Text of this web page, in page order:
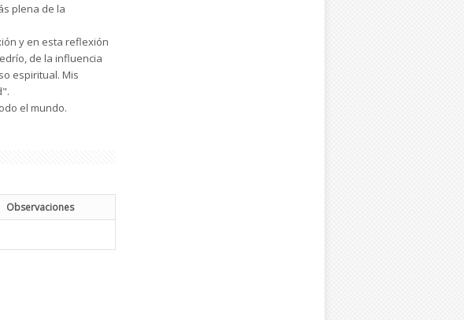
plena de la
y en esta reflexión
de la influencia
espiritual. Mis
el mundo.
Observaciones